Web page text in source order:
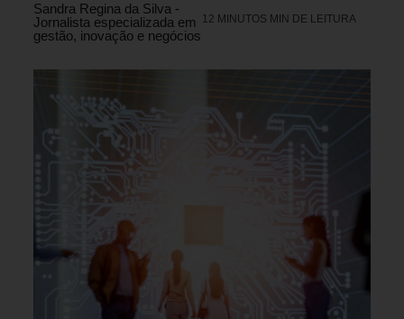
Sandra Regina da Silva -
Jornalista especializada em
gestão, inovação e negócios
12 MINUTOS MIN DE LEITURA